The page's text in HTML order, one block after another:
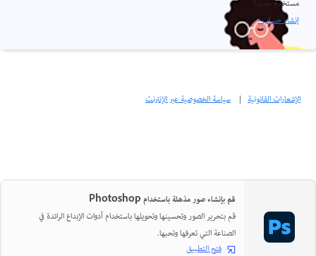
مستخدم جديد؟
إنشاء حساب ›
الإشعارات القانونية | سياسة الخصوصية عبر الإنترنت
قم بإنشاء صور مذهلة باستخدام Photoshop
قم بتحرير الصور وتحسينها وتحويلها باستخدام أدوات الإبداع الرائدة في
الصناعة التي تعرفها وتحبها.
فتح التطبيق